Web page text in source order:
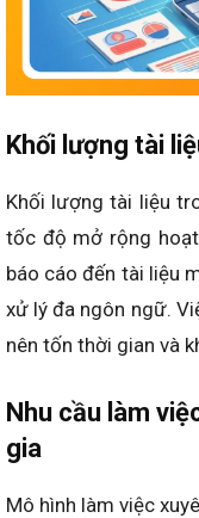
Khối lượng tài
Khối lượng tài liệu
tốc độ mở rộng
báo cáo đến tài liệu
xử lý đa ngôn ngữ.
nên tốn thời gian và
Nhu cầu làm
gia
Mô hình làm việc